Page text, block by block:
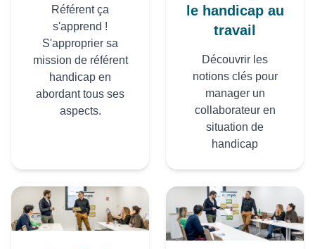
Référent ça
s'apprend !
S'approprier sa
mission de référent
handicap en
abordant tous ses
aspects.
le handicap au
travail
Découvrir les
notions clés pour
manager un
collaborateur en
situation de
handicap